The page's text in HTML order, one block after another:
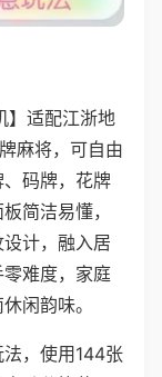
】适配江浙地
麻将，可自由
码牌，花牌
简洁易懂，
计，融入居
难度，家庭
闲韵味。
，使用144张